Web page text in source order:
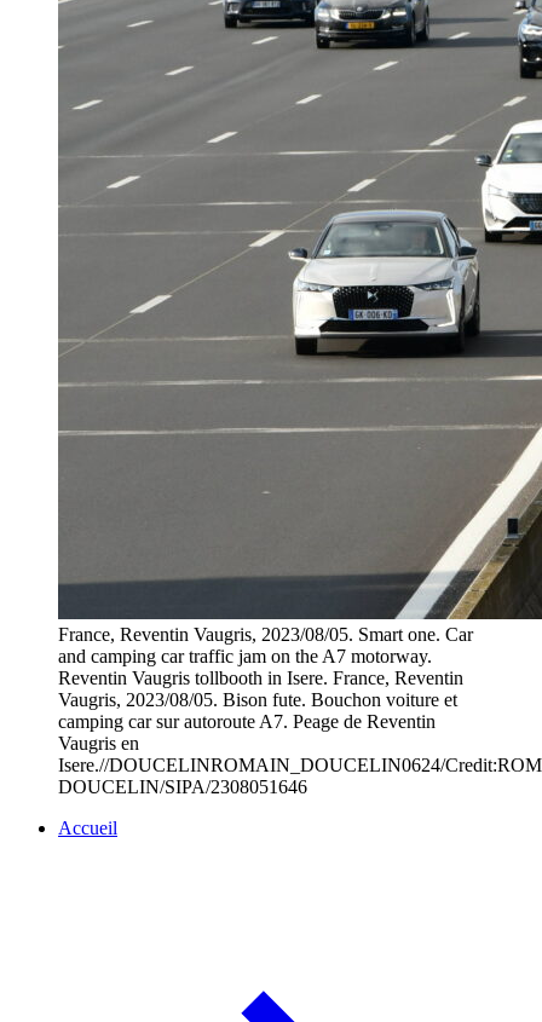
France, Reventin Vaugris, 2023/08/05. Smart one. Car
and camping car traffic jam on the A7 motorway.
Reventin Vaugris tollbooth in Isere. France, Reventin
Vaugris, 2023/08/05. Bison fute. Bouchon voiture et
camping car sur autoroute A7. Peage de Reventin
Vaugris en
Isere.//DOUCELINROMAIN_DOUCELIN0624/
DOUCELIN/SIPA/2308051646
Accueil